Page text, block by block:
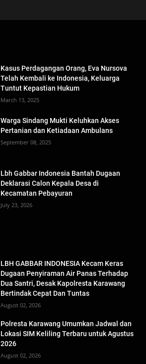
Kasus Perdagangan Orang, Eva Nursova
Telah Kembali ke Indonesia, Keluarga
Tuntut Kepastian Hukum
March 13, 2025
Warga Sindang Mukti Keluhkan Akses
Pertanian dan Ketiadaan Ambulans
September 08, 2025
Lbh Gabbar Indonesia Bantah Dugaan
Deklarasi Calon Kepala Desa di
Kecamatan Pebayuran
July 23, 2026
LBH GABBAR INDONESIA Kecam Keras
Dugaan Penyiraman Air Panas Terhadap
Dua Santri, Desak Kapolresta Karawang
Bertindak Cepat Dan Tuntas
August 02, 2026
Polresta Karawang Umumkan Jadwal dan
Lokasi SIM Keliling Terbaru untuk Agustus
2026
August 02, 2026